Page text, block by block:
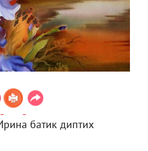
батик диптих